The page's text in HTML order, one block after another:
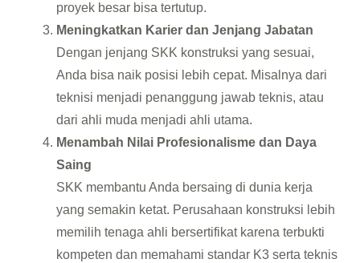
proyek besar bisa tertutup.
Meningkatkan Karier dan Jenjang Jabatan
Dengan jenjang SKK konstruksi yang sesuai,
Anda bisa naik posisi lebih cepat. Misalnya dari
teknisi menjadi penanggung jawab teknis, atau
dari ahli muda menjadi ahli utama.
Menambah Nilai Profesionalisme dan Daya
Saing
SKK membantu Anda bersaing di dunia kerja
yang semakin ketat. Perusahaan konstruksi lebih
memilih tenaga ahli bersertifikat karena terbukti
kompeten dan memahami standar K3 serta teknis